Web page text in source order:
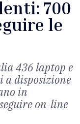
700
le
436 laptop e
a disposizione
in
on-line